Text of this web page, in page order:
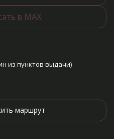
в MAX
из пунктов выдачи)
маршрут